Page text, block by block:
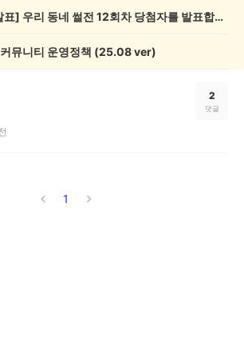
💰[당첨자 발표] 우리 동네 썰전 12회차 당첨자를 발표합니다!
뮤니티 운영정책 (25.08 ver)
2
댓글
1